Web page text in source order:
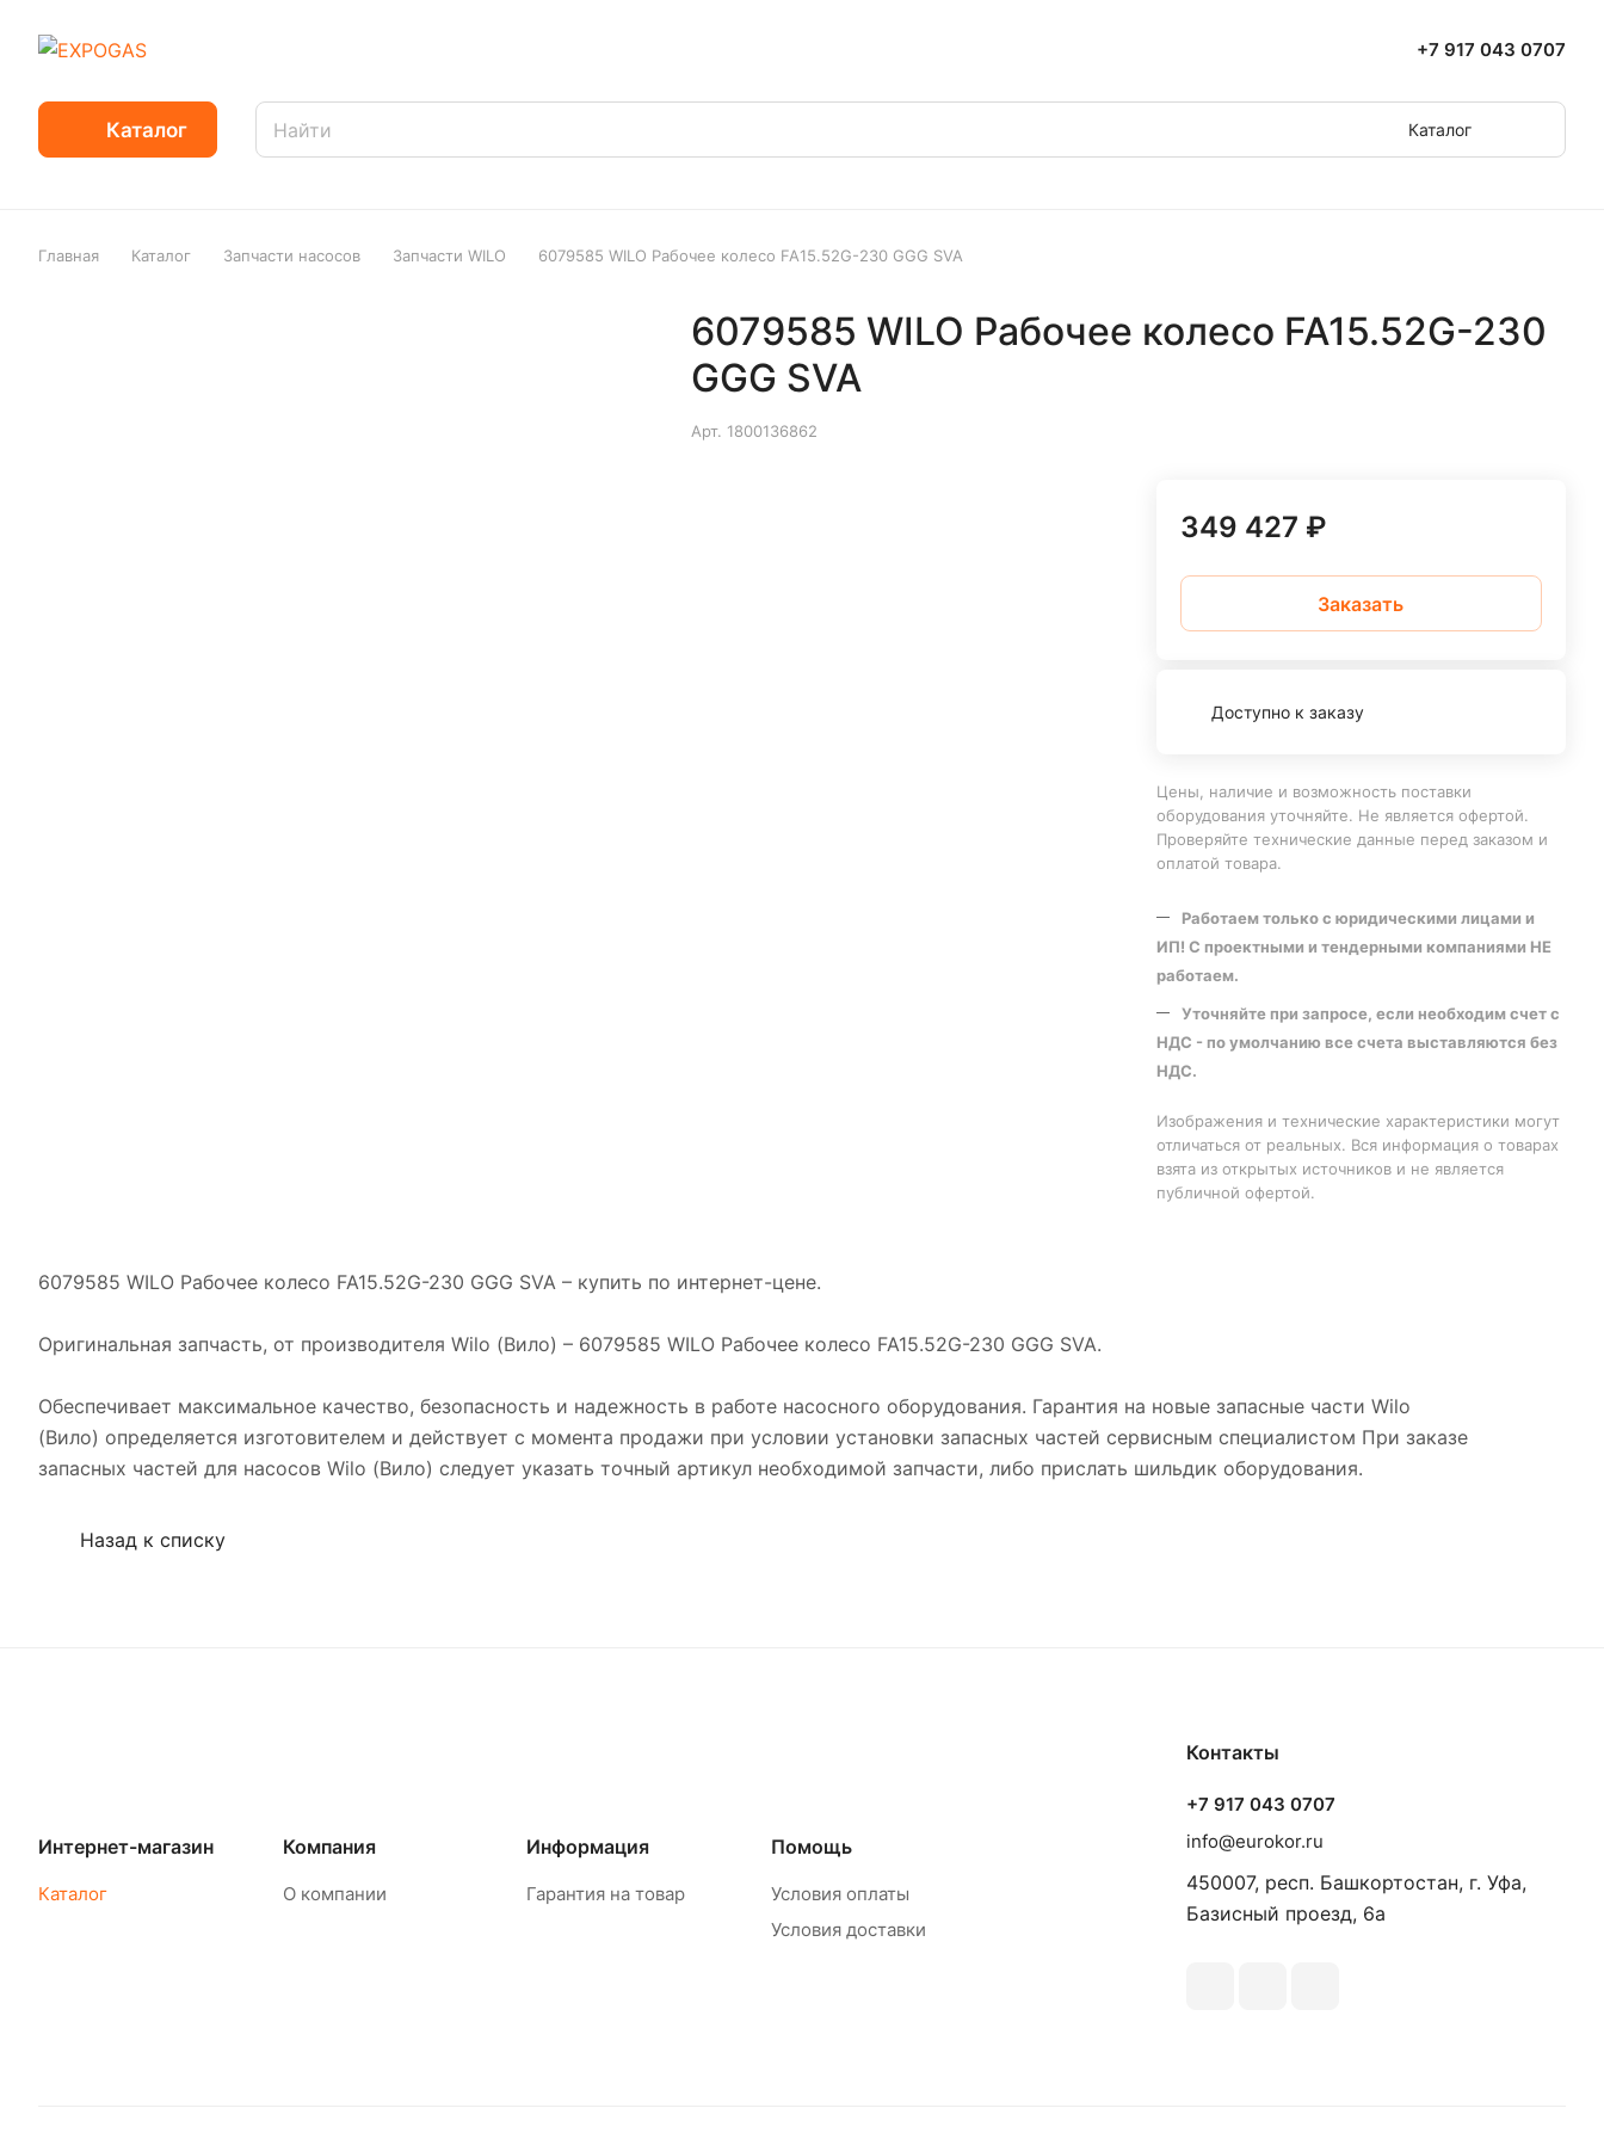
+7 917 043 0707
Каталог Каталог
Главная Каталог Запчасти насосов Запчасти WILO 6079585 WILO Рабочее колесо FA15.52G-230 GGG SVA
6079585 WILO Рабочее колесо FA15.52G-230
GGG SVA
Арт. 1800136862
349 427 ₽
Заказать
Доступно к заказу
Цены, наличие и возможность поставки
оборудования уточняйте. Не является офертой.
Проверяйте технические данные перед заказом и
оплатой товара.
Работаем только с юридическими лицами и
ИП! С проектными и тендерными компаниями НЕ
работаем.
Уточняйте при запросе, если необходим счет с
НДС - по умолчанию все счета выставляются без
НДС.
Изображения и технические характеристики могут
отличаться от реальных. Вся информация о товарах
взята из открытых источников и не является
публичной офертой.
6079585 WILO Рабочее колесо FA15.52G-230 GGG SVA – купить по интeрнeт-цене.
Оригинальная запчасть, от производителя Wilo (Вило) – 6079585 WILO Рабочее колесо FA15.52G-230 GGG SVA.
Обеспечивает максимальное качество, безопасность и надежность в работе насосного оборудования. Гарантия на новые запасные части Wilo
(Вило) определяется изготовителем и действует с момента продажи при условии установки запасных частей сервисным специалистом При заказе
запасных частей для насосов Wilo (Вило) следует указать точный артикул необходимой запчасти, либо прислать шильдик оборудования.
Назад к списку
Интернет-магазин
Каталог
Компания
О компании
Информация
Гарантия на товар
Помощь
Условия оплаты
Условия доставки
Контакты
+7 917 043 0707
info@eurokor.ru
450007, респ. Башкортостан, г. Уфа,
Базисный проезд, 6а